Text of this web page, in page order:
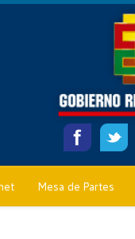
Mesa de Partes